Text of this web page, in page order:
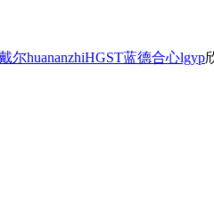
尔huananzhiHGST蓝德合心lgyp